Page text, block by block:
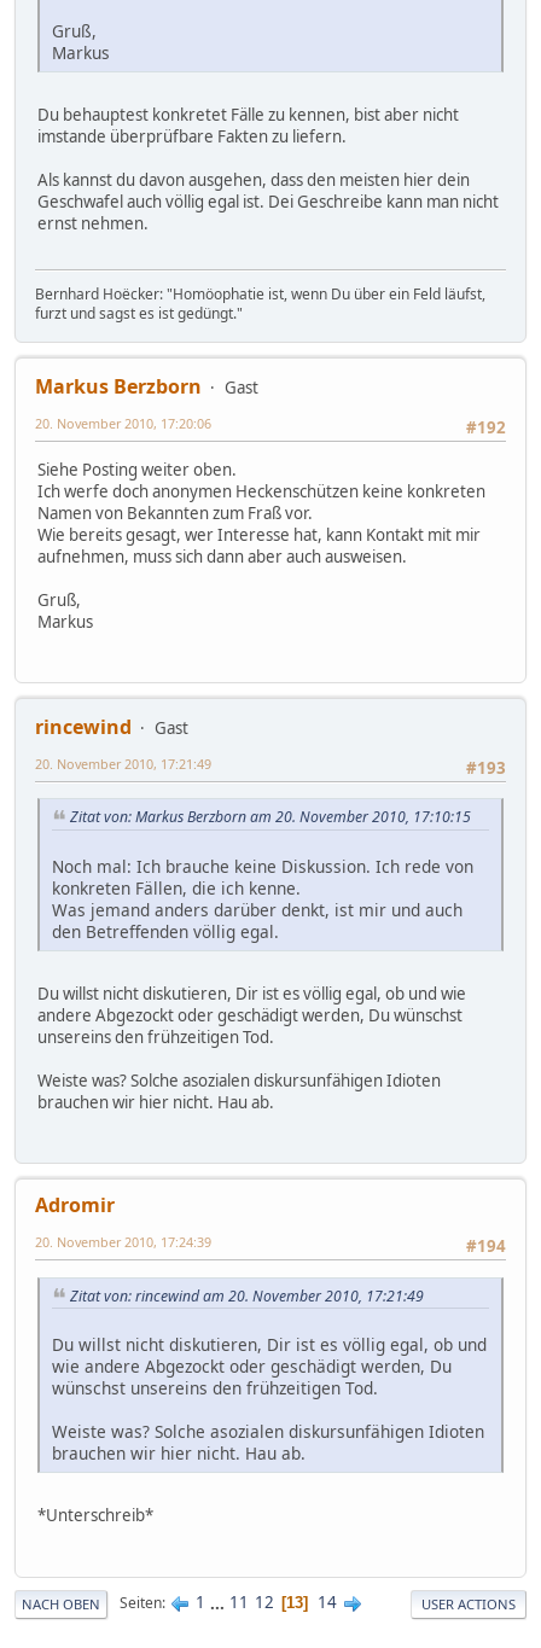
Gruß,
Markus
Du behauptest konkretet Fälle zu kennen, bist aber nicht
imstande überprüfbare Fakten zu liefern.
Als kannst du davon ausgehen, dass den meisten hier dein
Geschwafel auch völlig egal ist. Dei Geschreibe kann man nicht
ernst nehmen.
Bernhard Hoëcker: "Homöophatie ist, wenn Du über ein Feld läufst,
furzt und sagst es ist gedüngt."
Markus Berzborn
Gast
#192
20. November 2010, 17:20:06
Siehe Posting weiter oben.
Ich werfe doch anonymen Heckenschützen keine konkreten
Namen von Bekannten zum Fraß vor.
Wie bereits gesagt, wer Interesse hat, kann Kontakt mit mir
aufnehmen, muss sich dann aber auch ausweisen.
Gruß,
Markus
rincewind
Gast
#193
20. November 2010, 17:21:49
Zitat von: Markus Berzborn am 20. November 2010, 17:10:15
Noch mal: Ich brauche keine Diskussion. Ich rede von
konkreten Fällen, die ich kenne.
Was jemand anders darüber denkt, ist mir und auch
den Betreffenden völlig egal.
Du willst nicht diskutieren, Dir ist es völlig egal, ob und wie
andere Abgezockt oder geschädigt werden, Du wünschst
unsereins den frühzeitigen Tod.
Weiste was? Solche asozialen diskursunfähigen Idioten
brauchen wir hier nicht. Hau ab.
Adromir
#194
20. November 2010, 17:24:39
Zitat von: rincewind am 20. November 2010, 17:21:49
Du willst nicht diskutieren, Dir ist es völlig egal, ob und
wie andere Abgezockt oder geschädigt werden, Du
wünschst unsereins den frühzeitigen Tod.
Weiste was? Solche asozialen diskursunfähigen Idioten
brauchen wir hier nicht. Hau ab.
*Unterschreib*
NACH OBEN Seiten 1 ... 11 12 13 14 USER ACTIONS